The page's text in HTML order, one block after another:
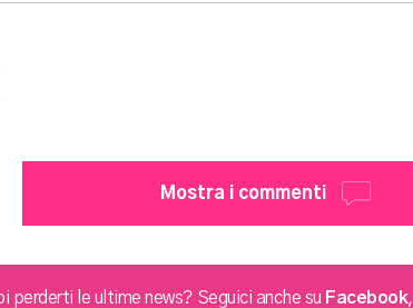
Mostra i commenti
perderti le ultime news? Seguici anche su Facebook,